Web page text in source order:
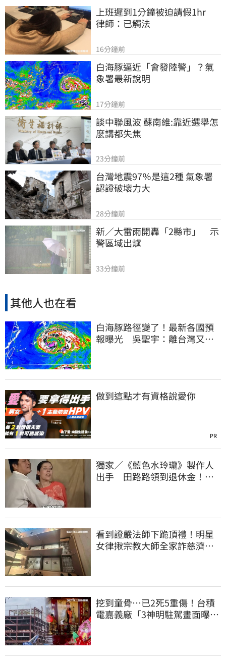
上班遲到1分鐘被迫請假1hr
律師：已觸法
16分鐘前
白海豚逼近「會發陸警」？氣
象署最新說明
17分鐘前
談中聯風波 蘇南維:靠近選舉怎
麼講都失焦
23分鐘前
台灣地震97％是這2種 氣象署
認證破壞力大
28分鐘前
新／大雷雨開轟「2縣市」　示
警區域出爐
33分鐘前
其他人也在看
白海豚路徑變了！最新各國預
報曝光 吳聖宇：離台灣又更
做到這點才有資格說愛你
PR
獨家／《藍色水玲瓏》製作人
出手 田路路領到退休金！隱
看到證嚴法師下跪頂禮！明星
女律揪宗教大師全家詐慈濟…
挖到童骨…已2死5重傷！台積
電嘉義廠「3神明駐駕畫面曝